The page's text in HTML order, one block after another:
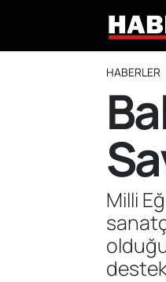
HABERLER
Milli
Eskişehir Hava
Eskişehir Namaz
Eskişehir Trafik
Süper Lig Puan
Tüm Manşetler